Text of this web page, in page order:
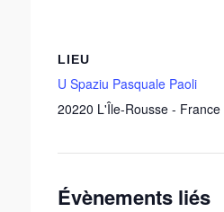
LIEU
U Spaziu Pasquale Paoli
20220 L'Île-Rousse - France
Évènements liés